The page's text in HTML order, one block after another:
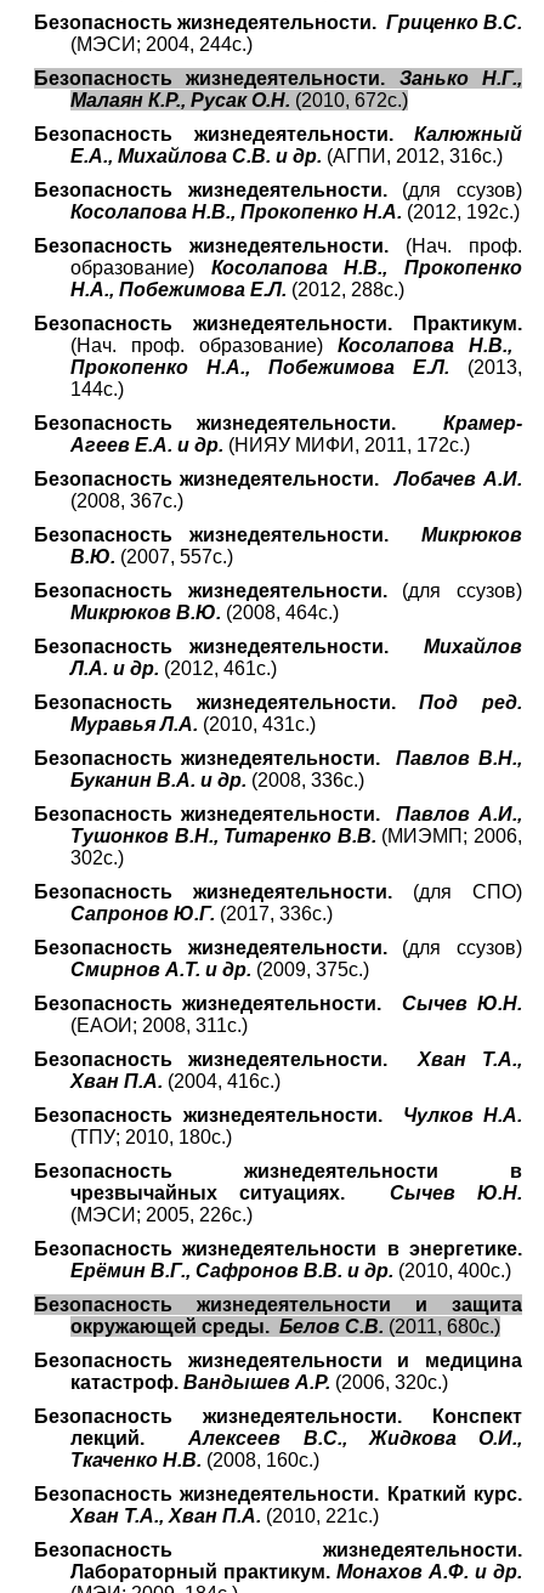
Безопасность жизнедеятельности. Гриценко В.С.
(МЭСИ; 2004, 244с.)
Безопасность жизнедеятельности. Занько Н.Г.,
Малаян К.Р., Русак О.Н. (2010, 672с.)
Безопасность жизнедеятельности. Калюжный
Е.А., Михайлова С.В. и др. (АГПИ, 2012, 316с.)
Безопасность жизнедеятельности.(для ссузов)
Косолапова Н.В., Прокопенко Н.А. (2012, 192с.)
Безопасность жизнедеятельности. (Нач. проф.
образование) Косолапова Н.В., Прокопенко
Н.А., Побежимова Е.Л. (2012, 288с.)
Безопасность жизнедеятельности. Практикум.
(Нач. проф. образование) Косолапова Н.В.,
Прокопенко Н.А., Побежимова Е.Л. (2013,
144с.)
Безопасность жизнедеятельности. Крамер-
Агеев Е.А. и др. (НИЯУ МИФИ, 2011, 172с.)
Безопасность жизнедеятельности.Лобачев А.И.
(2008, 367с.)
Безопасность жизнедеятельности. Микрюков
В.Ю. (2007, 557с.)
Безопасность жизнедеятельности.(для ссузов)
Микрюков В.Ю. (2008, 464с.)
Безопасность жизнедеятельности. Михайлов
Л.А. и др. (2012, 461с.)
Безопасность жизнедеятельности.Под ред.
Муравья Л.А. (2010, 431с.)
Безопасность жизнедеятельности.Павлов В.Н.,
Буканин В.А. и др. (2008, 336с.)
Безопасность жизнедеятельности.
Павлов А.И.,
Тушонков В.Н., Титаренко В.В. (МИЭМП; 2006,
302с.)
Безопасность жизнедеятельности. (для СПО)
Сапронов Ю.Г. (2017, 336с.)
Безопасность жизнедеятельности.(для ссузов)
Смирнов А.Т. и др. (2009, 375с.)
Безопасность жизнедеятельности.
Сычев Ю.Н.
(ЕАОИ; 2008, 311с.)
Безопасность жизнедеятельности.
Хван Т.А.,
Хван П.А. (2004, 416с.)
Безопасность жизнедеятельности. Чулков Н.А.
(ТПУ; 2010, 180с.)
Безопасность жизнедеятельности в
чрезвычайных ситуациях.
Сычев Ю.Н.
(МЭСИ; 2005, 226с.)
Безопасность жизнедеятельности в энергетике.
Ерёмин В.Г., Сафронов В.В. и др. (2010, 400с.)
Безопасность жизнедеятельности и защита
окружающей среды. Белов С.В. (2011, 680с.)
Безопасность жизнедеятельности и медицина
катастроф. Вандышев А.Р. (2006, 320с.)
Безопасность жизнедеятельности. Конспект
лекций.Алексеев В.С., Жидкова О.И.,
Ткаченко Н.В. (2008, 160с.)
Безопасность жизнедеятельности. Краткий курс.
Хван Т.А., Хван П.А. (2010, 221с.)
Безопасность жизнедеятельности.
Лабораторный практикум. Монахов А.Ф. и др.